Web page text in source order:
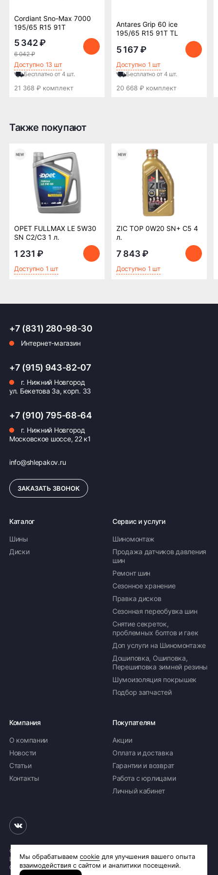
Cordiant Sno-Max 7000
195/65 R15 91T
6 042 ₽
5 342 ₽
Доступно 13 шт
Бесплатно от 4 шт.
21 368 ₽ комплект
Antares Grip 60 ice
195/65 R15 91T TL
5 167 ₽
Доступно 1 шт
Бесплатно от 4 шт.
20 668 ₽ комплект
Также покупают
OPET FULLMAX LE 5W30
SN C2/C3 1 л.
1 231 ₽
Доступно 1 шт
ZIC TOP 0W20 SN+ C5 4
л.
7 843 ₽
Доступно 1 шт
+7 (831) 280-98-30
Интернет-магазин
+7 (915) 943-82-07
г. Нижний Новгород
ул. Бекетова 3а, корп. 33
+7 (910) 795-68-64
г. Нижний Новгород
Московское шоссе, 22 к1
info@shlepakov.ru
ЗАКАЗАТЬ ЗВОНОК
Каталог
Шины
Диски
Сервис и услуги
Шиномонтаж
Продажа датчиков давления
шин
Ремонт шин
Сезонное хранение
Правка дисков
Сезонная переобувка шин
Снятие секреток,
проблемных болтов и гаек
Доп услуги на Шиномонтаже
Дошиповка, Ошиповка,
Перешиповка зимней резины
Шумоизоляция покрышек
Подбор запчастей
Компания
О компании
Новости
Статьи
Контакты
Покупателям
Акции
Оплата и доставка
Гарантии и возврат
Работа с юрлицами
Личный кабинет
© 2026 «Шинное бюро Шлепакова»
Интернет-магазин шин и дисков
Сделано вR.class